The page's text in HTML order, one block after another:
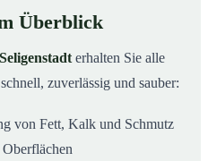
Überblick
erhalten Sie alle
zuverlässig und sauber:
von Fett, Kalk und Schmutz